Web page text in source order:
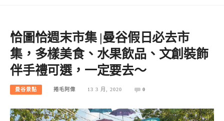
恰圖恰週末市集 |曼谷假日必去市
集，多樣美食、水果飲品、文創裝飾
伴手禮可選，一定要去～
曼谷景點 捲毛阿偉 13 3 月, 2020 0